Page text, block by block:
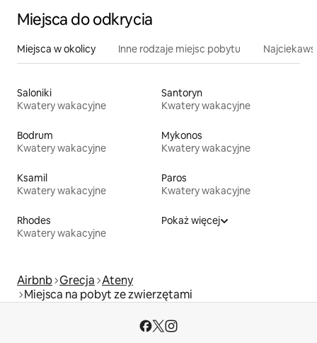
Miejsca do odkrycia
Miejsca w okolicy Inne rodzaje miejsc pobytu
Saloniki
Kwatery wakacyjne
Santoryn
Kwatery wakacyjne
Bodrum
Kwatery wakacyjne
Mykonos
Kwatery wakacyjne
Ksamil
Kwatery wakacyjne
Paros
Kwatery wakacyjne
Rhodes
Kwatery wakacyjne
Pokaż więcej
Airbnb Grecja Ateny
Miejsca na pobyt ze zwierzętami